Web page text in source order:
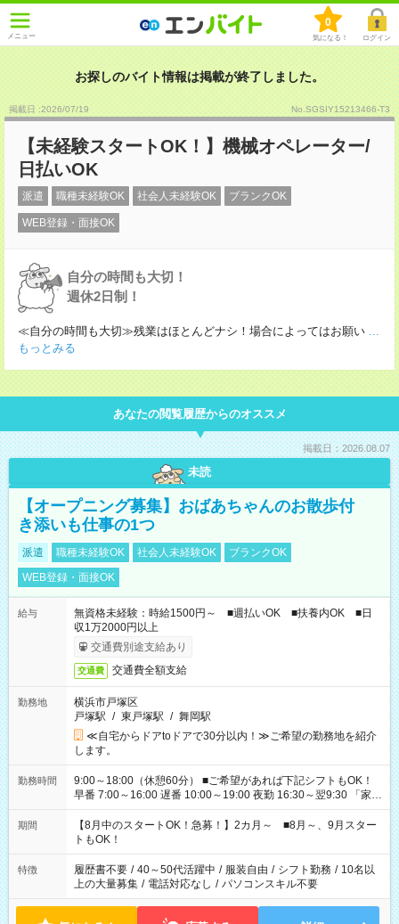
メニュー
0
気になる！ ログイン
お探しのバイト情報は掲載が終了しました。
掲載日 :2026/07/19 No.SGSIY15213466-T3
【未経験スタートOK！】機械オペレーター/
日払いOK
派遣 職種未経験OK 社会人未経験OK ブランクOK
WEB登録・面接OK
自分の時間も大切！
週休2日制！
≪自分の時間も大切≫残業はほとんどナシ！場合によってはお願い ...
もっとみる
あなたの閲覧履歴からのオススメ
掲載日：2026.08.07
未読
【オープニング募集】おばあちゃんのお散歩付
き添いも仕事の1つ
派遣 職種未経験OK 社会人未経験OK
ブランクOK
WEB登録・面接OK
給与
無資格未経験：時給1500円～ ■週払いOK ■扶養内OK ■日
収1万2000円以上
交通費別途支給あり
交通費 交通費全額支給
勤務地
横浜市戸塚区
戸塚駅 / 東戸塚駅 / 舞岡駅
≪自宅からドアtoドアで30分以内！≫ご希望の勤務地を紹介
します。
勤務時間
9:00～18:00（休憩60分） ■ご希望があれば下記シフトもOK！
早番 7:00～16:00 遅番 10:00～19:00 夜勤 16:30～翌9:30 「家族
と休みを合わせたい」 「余裕を持って夕飯の準備がしたい」
「できれば残業はしたくない」 など、ご希望を教えてください
ね。 ※Wワーク希望の方へ 今ご覧のお仕事で希望する勤務時間
と、もう1つのお仕事の勤務時間。 合計で週40時間を超える場
合は応募できません。
期間
【8月中のスタートOK！急募！】2カ月～ ■8月～、9月スター
トもOK！
特徴 履歴書不要 / 40～50代活躍中 / 服装自由 / シフト勤務 / 10名以
上の大量募集 / 電話対応なし / パソコンスキル不要